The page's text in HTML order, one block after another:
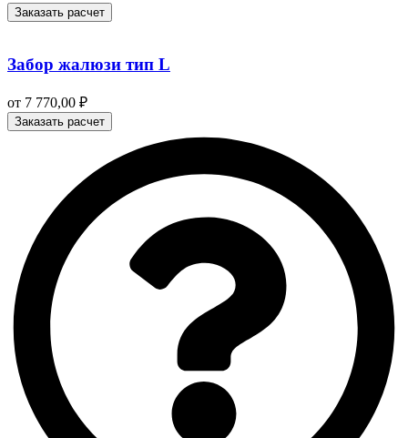
Заказать расчет
Забор жалюзи тип L
от 7 770,00 ₽
Заказать расчет